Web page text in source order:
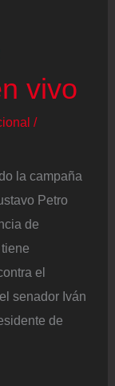
vivo
/
la campaña
Petro
de
el
senador Iván
de